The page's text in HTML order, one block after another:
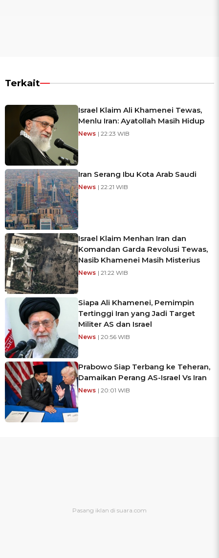
Terkait
Israel Klaim Ali Khamenei Tewas,
Menlu Iran: Ayatollah Masih Hidup
News | 22:23 WIB
Iran Serang Ibu Kota Arab Saudi
News | 22:21 WIB
Israel Klaim Menhan Iran dan
Komandan Garda Revolusi Tewas,
Nasib Khamenei Masih Misterius
News | 21:22 WIB
Siapa Ali Khamenei, Pemimpin
Tertinggi Iran yang Jadi Target
Militer AS dan Israel
News | 20:56 WIB
Prabowo Siap Terbang ke Teheran,
Damaikan Perang AS-Israel Vs Iran
News | 20:01 WIB